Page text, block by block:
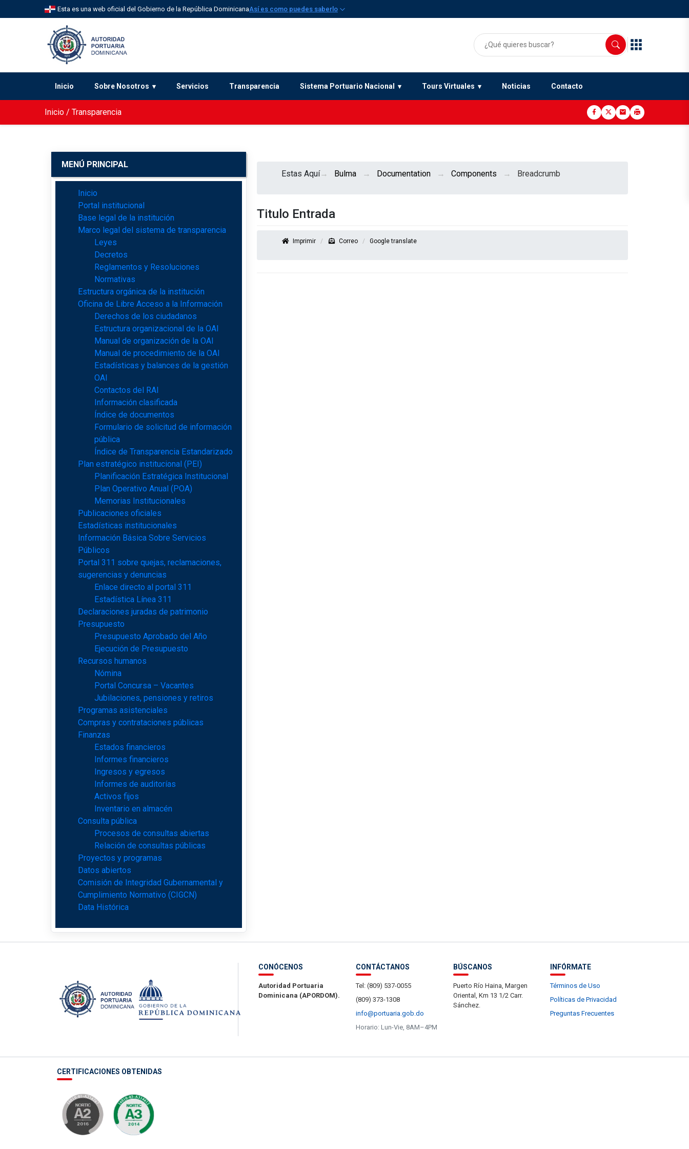
Esta es una web oficial del Gobierno de la República DominicanaAsí es como puedes saberlo
Inicio Sobre Nosotros Servicios Transparencia Sistema Portuario Nacional Tours Virtuales Noticias Contacto
Inicio / Transparencia
MENÚ PRINCIPAL
Inicio
Portal institucional
Base legal de la institución
Marco legal del sistema de transparencia
Leyes
Decretos
Reglamentos y Resoluciones
Normativas
Estructura orgánica de la institución
Oficina de Libre Acceso a la Información
Derechos de los ciudadanos
Estructura organizacional de la OAI
Manual de organización de la OAI
Manual de procedimiento de la OAI
Estadísticas y balances de la gestión
OAI
Contactos del RAI
Información clasificada
Índice de documentos
Formulario de solicitud de información
pública
Índice de Transparencia Estandarizado
Plan estratégico institucional (PEI)
Planificación Estratégica Institucional
Plan Operativo Anual (POA)
Memorias Institucionales
Publicaciones oficiales
Estadísticas institucionales
Información Básica Sobre Servicios
Públicos
Portal 311 sobre quejas, reclamaciones,
sugerencias y denuncias
Enlace directo al portal 311
Estadística Línea 311
Declaraciones juradas de patrimonio
Presupuesto
Presupuesto Aprobado del Año
Ejecución de Presupuesto
Recursos humanos
Nómina
Portal Concursa – Vacantes
Jubilaciones, pensiones y retiros
Programas asistenciales
Compras y contrataciones públicas
Finanzas
Estados financieros
Informes financieros
Ingresos y egresos
Informes de auditorías
Activos fijos
Inventario en almacén
Consulta pública
Procesos de consultas abiertas
Relación de consultas públicas
Proyectos y programas
Datos abiertos
Comisión de Integridad Gubernamental y
Cumplimiento Normativo (CIGCN)
Data Histórica
Estas Aquí Bulma Documentation Components Breadcrumb
Titulo Entrada
Imprimir Correo Google translate
CONÓCENOS
Autoridad Portuaria
Dominicana (APORDOM).
CONTÁCTANOS
Tel: (809) 537-0055
(809) 373-1308
info@portuaria.gob.do
Horario: Lun-Vie, 8AM–4PM
BÚSCANOS
Puerto Río Haina, Margen
Oriental, Km 13 1/2 Carr.
Sánchez.
INFÓRMATE
Términos de Uso
Políticas de Privacidad
Preguntas Frecuentes
CERTIFICACIONES OBTENIDAS